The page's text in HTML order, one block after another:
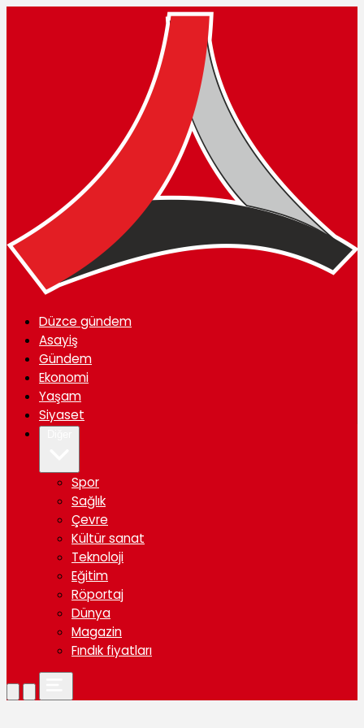
Düzce gündem
Asayiş
Gündem
Ekonomi
Yaşam
Siyaset
Spor
Sağlık
Çevre
Kültür sanat
Teknoloji
Eğitim
Röportaj
Dünya
Magazin
Fındık fiyatları